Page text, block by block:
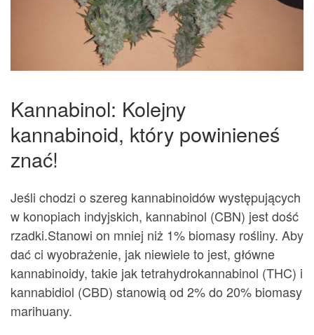
Kannabinol: Kolejny
kannabinoid, który powinieneś
znać!
Jeśli chodzi o szereg kannabinoidów występujących
w konopiach indyjskich, kannabinol (CBN) jest dość
rzadki.Stanowi on mniej niż 1% biomasy rośliny. Aby
dać ci wyobrażenie, jak niewiele to jest, główne
kannabinoidy, takie jak tetrahydrokannabinol (THC) i
kannabidiol (CBD) stanowią od 2% do 20% biomasy
marihuany.